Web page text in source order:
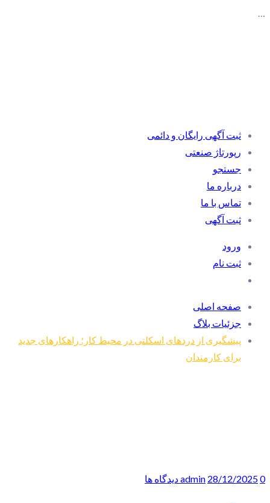
…
ثبت آگهی رایگان و دائمی
رپورتاژ صنعتی
جستجو
درباره ما
تماس با ما
ثبت آگهی
ورود
ثبت نام
صفحه اصلی
جزئیات بلاگ
پیشگیری از دردهای اسکلتی در محیط کار؛ راهکارهای جدید
برای کارمندان
admin 28/12/20250 دیدگاه ها